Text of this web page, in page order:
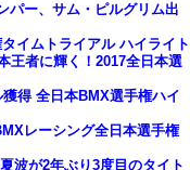
パー、サム・ピルグリム出
イムトライアル ハイライト
王者に輝く！2017全日本選
得 全日本BMX選手権ハイ
レーシング全日本選手権
波が2年ぶり3度目のタイト